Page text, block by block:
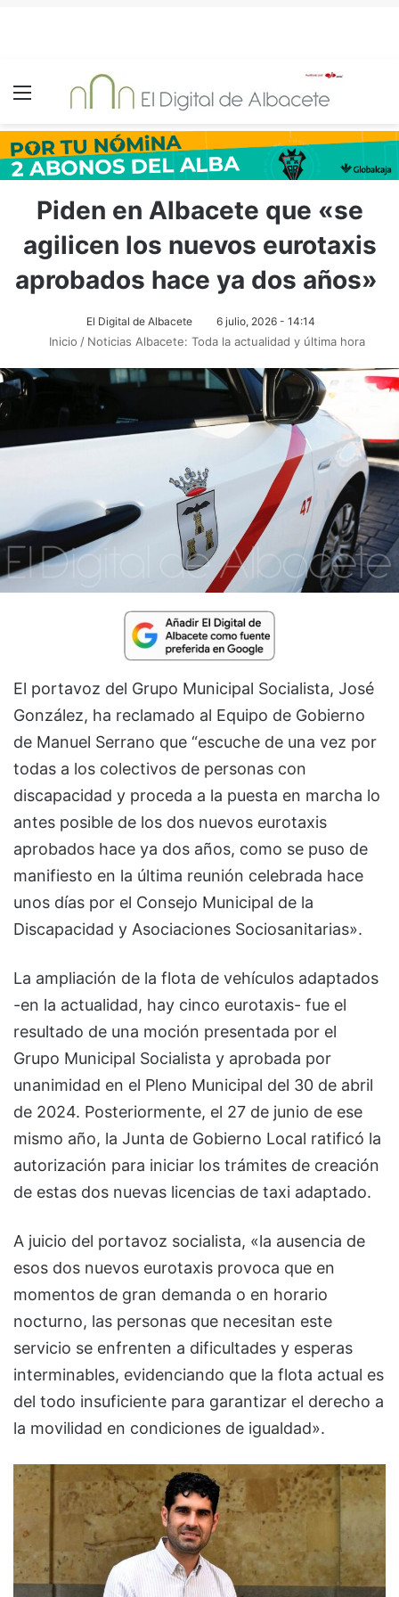
Menú
Piden en Albacete que «se
agilicen los nuevos eurotaxis
aprobados hace ya dos años»
El Digital de Albacete 6 julio, 2026 - 14:14
Inicio / Noticias Albacete: Toda la actualidad y última hora
El portavoz del Grupo Municipal Socialista, José
González, ha reclamado al Equipo de Gobierno
de Manuel Serrano que “escuche de una vez por
todas a los colectivos de personas con
discapacidad y proceda a la puesta en marcha lo
antes posible de los dos nuevos eurotaxis
aprobados hace ya dos años, como se puso de
manifiesto en la última reunión celebrada hace
unos días por el Consejo Municipal de la
Discapacidad y Asociaciones Sociosanitarias».
La ampliación de la flota de vehículos adaptados
-en la actualidad, hay cinco eurotaxis- fue el
resultado de una moción presentada por el
Grupo Municipal Socialista y aprobada por
unanimidad en el Pleno Municipal del 30 de abril
de 2024. Posteriormente, el 27 de junio de ese
mismo año, la Junta de Gobierno Local ratificó la
autorización para iniciar los trámites de creación
de estas dos nuevas licencias de taxi adaptado.
A juicio del portavoz socialista, «la ausencia de
esos dos nuevos eurotaxis provoca que en
momentos de gran demanda o en horario
nocturno, las personas que necesitan este
servicio se enfrenten a dificultades y esperas
interminables, evidenciando que la flota actual es
del todo insuficiente para garantizar el derecho a
la movilidad en condiciones de igualdad».